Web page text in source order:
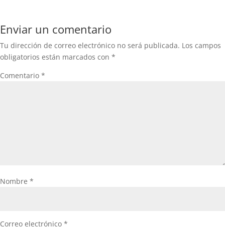
Enviar un comentario
Tu dirección de correo electrónico no será publicada. Los campos
obligatorios están marcados con *
Comentario *
Nombre *
Correo electrónico *